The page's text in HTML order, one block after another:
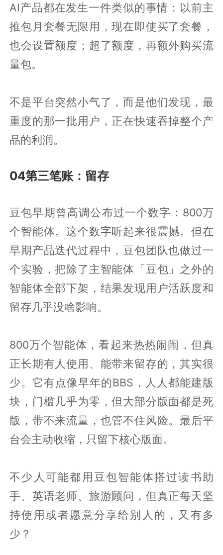
AI产品都在发生一件类似的事情：以前主
推包月套餐无限用，现在即使买了套餐，
也会设置额度；超了额度，再额外购买流
量包。
不是平台突然小气了，而是他们发现，最
重度的那一批用户，正在快速吞掉整个产
品的利润。
04第三笔账：留存
豆包早期曾高调公布过一个数字：800万
个智能体。这个数字听起来很震撼。但在
早期产品迭代过程中，豆包团队也做过一
个实验，把除了主智能体「豆包」之外的
智能体全部下架，结果发现用户活跃度和
留存几乎没啥影响。
800万个智能体，看起来热热闹闹，但真
正长期有人使用、能带来留存的，其实很
少。它有点像早年的BBS，人人都能建版
块，门槛几乎为零，但大部分版面都是死
版，带不来流量，也管不住风险。最后平
台会主动收缩，只留下核心版面。
不少人可能都用豆包智能体搭过读书助
手、英语老师、旅游顾问，但真正每天坚
持使用或者愿意分享给别人的，又有多
少？